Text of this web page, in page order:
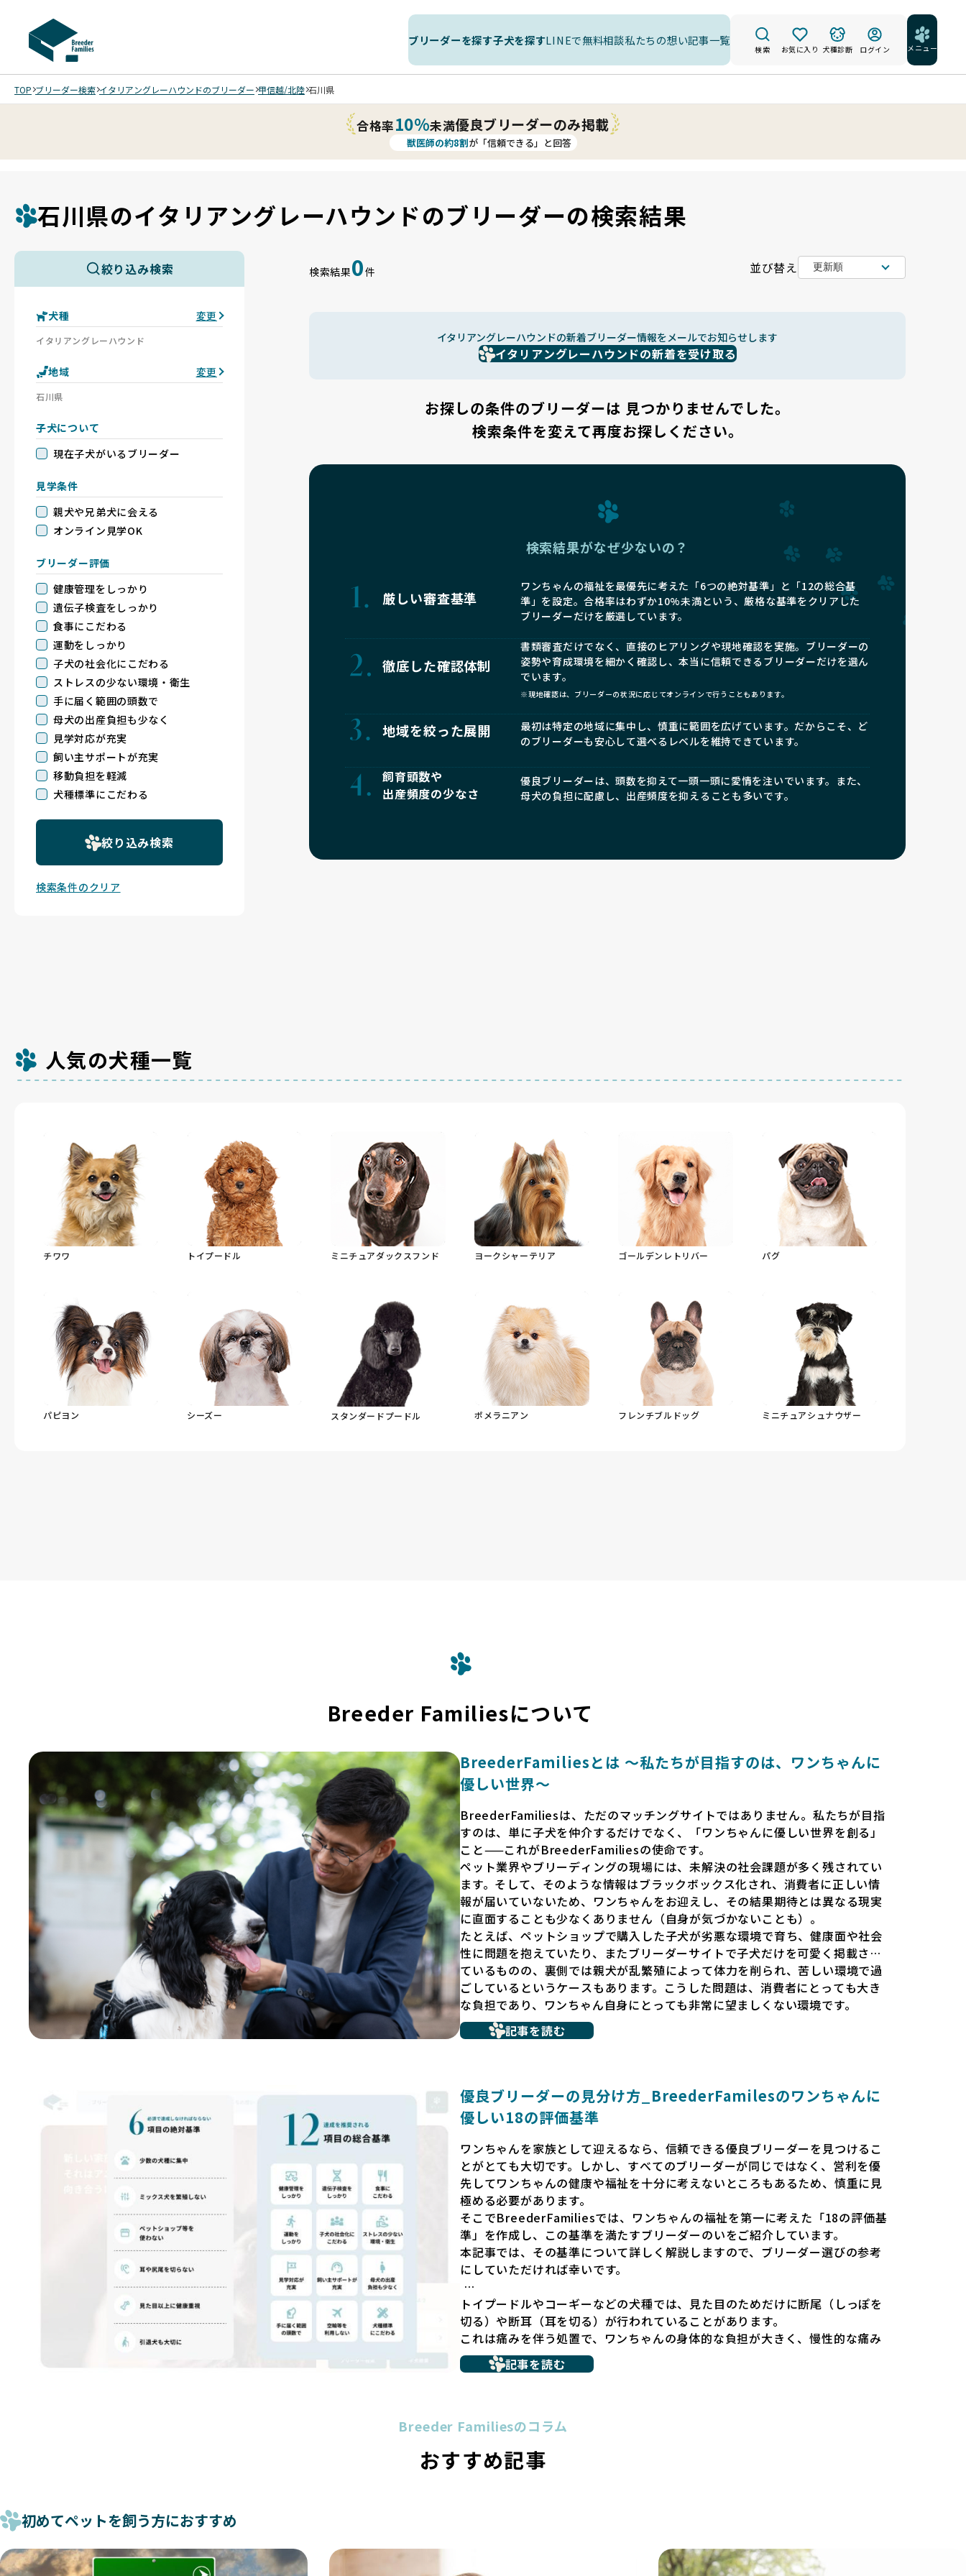
ブリーダーを探す子犬を探すLINEで無料相談私たちの想い記事一覧
検索 お気に入り 犬種診断 ログイン メニュー
TOP ブリーダー検索 イタリアングレーハウンドのブリーダー 甲信越/北陸 石川県
合格率10%未満優良ブリーダーのみ掲載
獣医師の約8割が「信頼できる」と回答
石川県のイタリアングレーハウンドのブリーダーの検索結果
絞り込み検索
犬種 変更
イタリアングレーハウンド
地域 変更
石川県
子犬について
現在子犬がいるブリーダー
見学条件
親犬や兄弟犬に会える
オンライン見学OK
ブリーダー評価
健康管理をしっかり
遺伝子検査をしっかり
食事にこだわる
運動をしっかり
子犬の社会化にこだわる
ストレスの少ない環境・衛生
手に届く範囲の頭数で
母犬の出産負担も少なく
見学対応が充実
飼い主サポートが充実
移動負担を軽減
犬種標準にこだわる
絞り込み検索
検索条件のクリア
検索結果0件 並び替え
イタリアングレーハウンドの新着ブリーダー情報をメールでお知らせします
イタリアングレーハウンドの新着を受け取る
お探しの条件のブリーダーは 見つかりませんでした。
検索条件を変えて再度お探しください。
検索結果がなぜ少ないの？
厳しい審査基準
ワンちゃんの福祉を最優先に考えた「6つの絶対基準」と「12の総合基
準」を設定。合格率はわずか10%未満という、厳格な基準をクリアした
ブリーダーだけを厳選しています。
徹底した確認体制
書類審査だけでなく、直接のヒアリングや現地確認を実施。ブリーダーの
姿勢や育成環境を細かく確認し、本当に信頼できるブリーダーだけを選ん
でいます。
※現地確認は、ブリーダーの状況に応じてオンラインで行うこともあります。
地域を絞った展開
最初は特定の地域に集中し、慎重に範囲を広げています。だからこそ、ど
のブリーダーも安心して選べるレベルを維持できています。
飼育頭数や
出産頻度の少なさ
優良ブリーダーは、頭数を抑えて一頭一頭に愛情を注いでいます。また、
母犬の負担に配慮し、出産頻度を抑えることも多いです。
人気の犬種一覧
チワワ トイプードル ミニチュアダックスフンド ヨークシャーテリア ゴールデンレトリバー パグ
パピヨン シーズー スタンダードプードル ポメラニアン フレンチブルドッグ ミニチュアシュナウザー
Breeder Familiesについて
BreederFamiliesとは 〜私たちが目指すのは、ワンちゃんに
優しい世界〜
BreederFamiliesは、ただのマッチングサイトではありません。私たちが目指
すのは、単に子犬を仲介するだけでなく、「ワンちゃんに優しい世界を創る」
こと——これがBreederFamiliesの使命です。
ペット業界やブリーディングの現場には、未解決の社会課題が多く残されてい
ます。そして、そのような情報はブラックボックス化され、消費者に正しい情
報が届いていないため、ワンちゃんをお迎えし、その結果期待とは異なる現実
に直面することも少なくありません（自身が気づかないことも）。
たとえば、ペットショップで購入した子犬が劣悪な環境で育ち、健康面や社会
性に問題を抱えていたり、またブリーダーサイトで子犬だけを可愛く掲載され
ているものの、裏側では親犬が乱繁殖によって体力を削られ、苦しい環境で過
ごしているというケースもあります。こうした問題は、消費者にとっても大き
な負担であり、ワンちゃん自身にとっても非常に望ましくない環境です。
だからこそ、私たちは正しい情報と安心して選べる場所を提供すべきだと考え
ています。BreederFamiliesでは、ワンちゃんを家族のように愛する「優良ブ
選べる環境を整えています。
そして、消費者の皆様が正しい情報をもとに優良ブリーダーを求めることで、
ワンちゃんを家族のように愛する優良ブリーダーが増え、営利優先の「悪徳ブ
リーダー」が自然と淘汰される社会を目指しています。目の前の子犬だけでな
く、親犬や引退犬も大切にされる環境を作り上げ、すべてのワンちゃんに優し
い世界を築いていきたいと考えています。
ペットショップでの生体販売では、ワンちゃんが健やかに成長するための環境
が十分に整っていない場合が多く、販売までの間に過密な環境や長距離移動の
ストレスを受けることが少なくありません。このような環境は、健康リスクや
社会性の問題につながりやすく、ワンちゃんにとっても望ましいとは言えませ
ん。
こうした背景から、BreederFamiliesはペットショップを介さない直接販売を
採用するとともに、ペットオークションやペットショップを利用するブリーダ
ーの掲載も行ってしません。
ペットショップを避けた方がいい理由の詳細はこちら
グ環境の最低限を定めるものに過ぎず、ワンちゃんの心身の福祉やブリーダー
の責任ある姿勢を十分に保障するものではありません。そのため、厳格なチェ
ックを経ていないブリーダーが掲載されることも少なくなく、消費者にとって
選択の判断が難しい現状があります。
BreederFamiliesでは、ワンちゃんを大切にする「優良ブリーダー」のみを紹
記事を読む
優良ブリーダーの見分け方_BreederFamilesのワンちゃんに
優しい18の評価基準
ワンちゃんを家族として迎えるなら、信頼できる優良ブリーダーを見つけるこ
とがとても大切です。しかし、すべてのブリーダーが同じではなく、営利を優
先してワンちゃんの健康や福祉を十分に考えないところもあるため、慎重に見
極める必要があります。
そこでBreederFamiliesでは、ワンちゃんの福祉を第一に考えた「18の評価基
準」を作成し、この基準を満たすブリーダーのいをご紹介しています。
本記事では、その基準について詳しく解説しますので、ブリーダー選びの参考
にしていただければ幸いです。
トイプードルやコーギーなどの犬種では、見た目のためだけに断尾（しっぽを
切る）や断耳（耳を切る）が行われていることがあります。
これは痛みを伴う処置で、ワンちゃんの身体的な負担が大きく、慢性的な痛み
や不安感を引き起こす可能性もあります。また、しっぽや耳はワンちゃんの重
要なコミュニケーション手段でもあるため、切断されることで他の犬や人間と
われる場合があります。
断尾・断耳を行いません。
犬種ごとに異なる健康リスクや育て方のポイントを理解し、適切に対応するた
記事を読む
Breeder Familiesのコラム
おすすめ記事
初めてペットを飼う方におすすめ